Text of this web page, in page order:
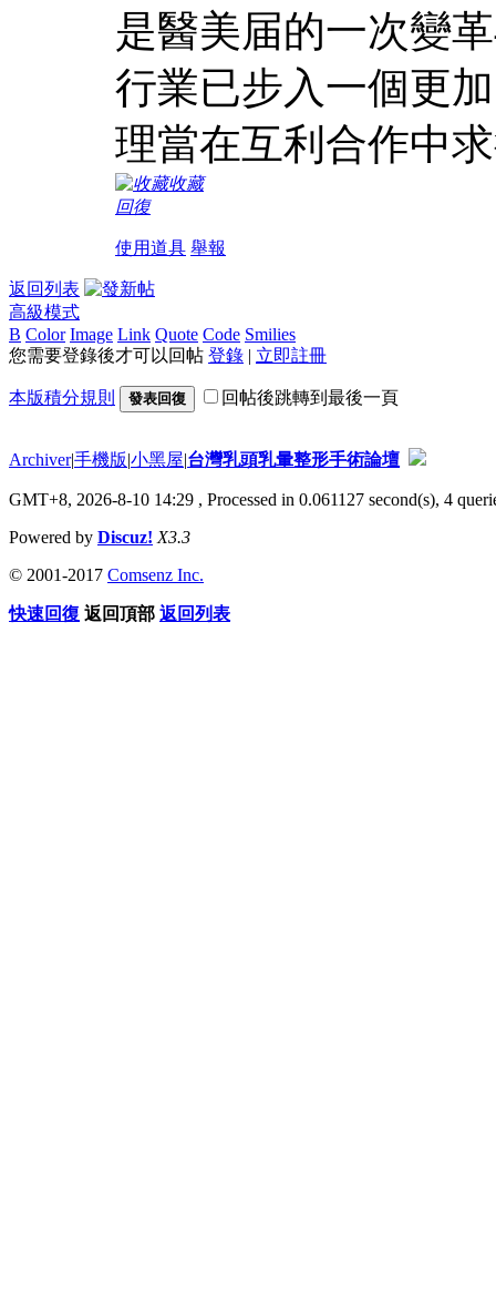
是醫美届的一次變
行業已步入一個更
理當在互利合作中
收藏
回復
使用道具 舉報
返回列表
高級模式
B Color Image Link Quote Code Smilies
您需要登錄後才可以回帖 登錄 | 立即註冊
本版積分規則 發表回復 回帖後跳轉到最後一頁
Archiver|手機版|小黑屋|台灣乳頭乳暈整形手術論壇
GMT+8, 2026-8-10 14:29 , Processed in 0.061127 second(s), 4
Powered by Discuz! X3.3
© 2001-2017 Comsenz Inc.
快速回復 返回頂部 返回列表